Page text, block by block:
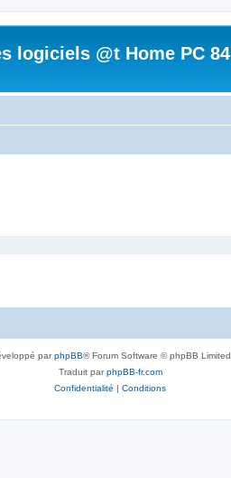
logiciels @t Home PC 84
parphpBB® Forum Software © phpBB Limited
Traduit parphpBB-fr.com
Confidentialité | Conditions